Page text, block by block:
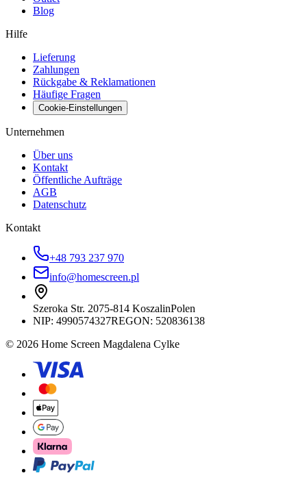
Blog
Hilfe
Lieferung
Zahlungen
Rückgabe & Reklamationen
Häufige Fragen
Cookie-Einstellungen
Unternehmen
Über uns
Kontakt
Öffentliche Aufträge
AGB
Datenschutz
Kontakt
+48 793 237 970
info@homescreen.pl
Szeroka Str. 2075-814 KoszalinPolen
NIP: 4990574327REGON: 520836138
© 2026 Home Screen Magdalena Cylke